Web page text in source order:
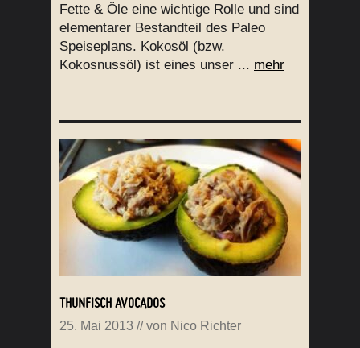
Fette & Öle eine wichtige Rolle und sind
elementarer Bestandteil des Paleo
Speiseplans. Kokosöl (bzw.
Kokosnussöl) ist eines unser ... mehr
THUNFISCH AVOCADOS
25. Mai 2013 // von Nico Richter